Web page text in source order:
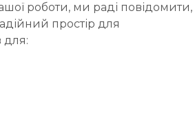
роботи, ми раді повідомити,
простір для
для: